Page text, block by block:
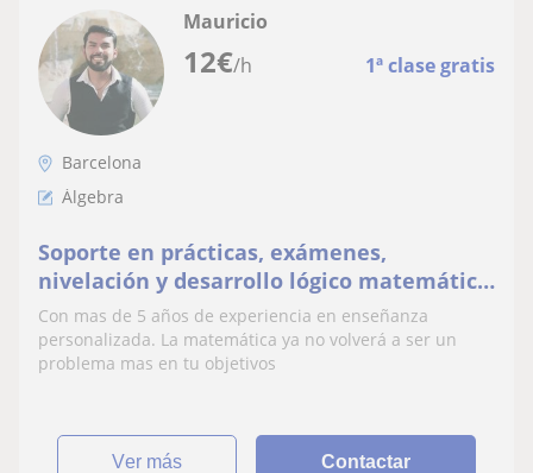
12€/h 1ª clase gratis
Mauricio
Barcelona
Álgebra
Soporte en prácticas, exámenes,
nivelación y desarrollo lógico matemático
a estudiantes-universitarios
Con mas de 5 años de experiencia en enseñanza
personalizada. La matemática ya no volverá a ser un
problema mas en tu objetivos
ver más Contactar